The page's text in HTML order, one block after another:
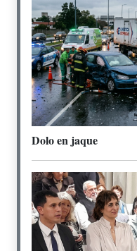
Dolo en jaque